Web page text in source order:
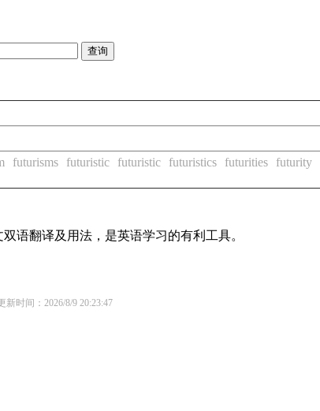
futurisms futuristic futuristic futuristics futurities futurity
语翻译及用法，是英语学习的有利工具。
新时间：2026/8/9 20:23:47